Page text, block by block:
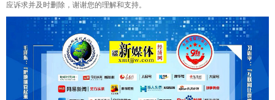
应诉求并及时删除，谢谢您的理解和支持。